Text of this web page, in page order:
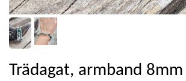
Trädagat, armband